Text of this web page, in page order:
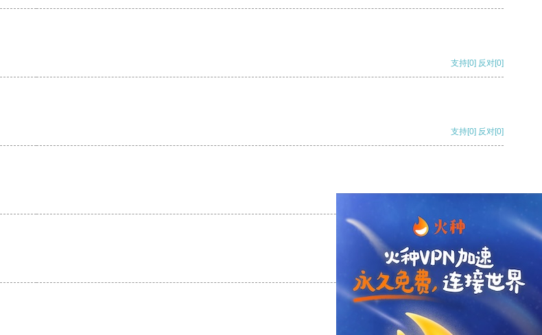
支持[0] 反对[0]
支持[0] 反对[0]
支持 [0] 反对 [0]